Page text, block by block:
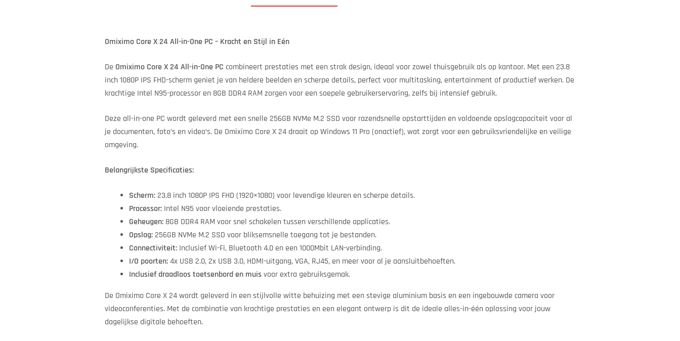
Omiximo Core X 24 All-in-One PC – Kracht en Stijl in Eén
De Omiximo Core X 24 All-in-One PC combineert prestaties met een strak design, ideaal voor zowel thuisgebruik als op kantoor. Met een 23.8
inch 1080P IPS FHD-scherm geniet je van heldere beelden en scherpe details, perfect voor multitasking, entertainment of productief werken. De
krachtige Intel N95-processor en 8GB DDR4 RAM zorgen voor een soepele gebruikerservaring, zelfs bij intensief gebruik.
Deze all-in-one PC wordt geleverd met een snelle 256GB NVMe M.2 SSD voor razendsnelle opstarttijden en voldoende opslagcapaciteit voor al
je documenten, foto’s en video’s. De Omiximo Core X 24 draait op Windows 11 Pro (onactief), wat zorgt voor een gebruiksvriendelijke en veilige
omgeving.
Belangrijkste Specificaties:
Scherm:23.8 inch 1080P IPS FHD (1920×1080) voor levendige kleuren en scherpe details.
Processor: Intel N95 voor vloeiende prestaties.
Geheugen: 8GB DDR4 RAM voor snel schakelen tussen verschillende applicaties.
Opslag:256GB NVMe M.2 SSD voor bliksemsnelle toegang tot je bestanden.
Connectiviteit: Inclusief Wi-Fi, Bluetooth 4.0 en een 1000Mbit LAN-verbinding.
I/O poorten:4x USB 2.0, 2x USB 3.0, HDMI-uitgang, VGA, RJ45, en meer voor al je aansluitbehoeften.
Inclusief draadloos toetsenbord en muisvoor extra gebruiksgemak.
De Omiximo Core X 24 wordt geleverd in een stijlvolle witte behuizing met een stevige aluminium basis en een ingebouwde camera voor
videoconferenties. Met de combinatie van krachtige prestaties en een elegant ontwerp is dit de ideale alles-in-één oplossing voor jouw
dagelijkse digitale behoeften.